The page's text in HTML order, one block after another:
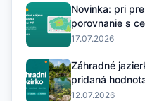
Novinka: pri
porovnanie s
17.07.2026
Záhradné
pridaná
12.07.2026